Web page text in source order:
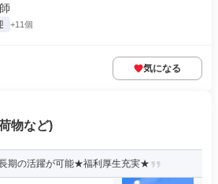
+11個
気になる
物など)
期の活躍が可能★福利厚生充実★